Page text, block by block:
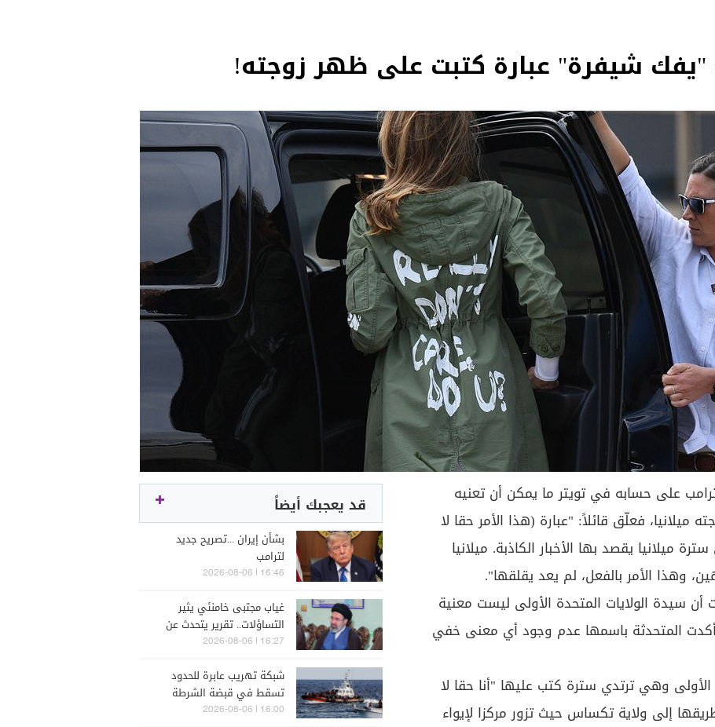
"يفك شيفرة" عبارة كتبت على ظهر زوجته!
على حسابه في تويتر ما يمكن أن تعنيه
ميلانيا، فعلّق قائلاً: "عبارة (هذا الأمر حقا لا
ميلانيا يقصد بها الأخبار الكاذبة. ميلانيا
وهذا الأمر بالفعل، لم يعد يقلقها".
سيدة الولايات المتحدة الأولى ليست معنية
أكدت المتحدثة باسمها عدم وجود أي معنى خفي
الأولى وهي ترتدي سترة كتب عليها "أنا حقا لا
إلى ولاية تكساس حيث تزور مركزا لإيواء
قد يعجبك أيضاً
بشأن إيران ...تصريح جديد
لترامب
16:46 | 2026-08-06
غياب مجتبى خامنئي يثير
التساؤلات.. تقرير يتحدث عن
تدهور صحته
16:27 | 2026-08-06
شبكة تهريب عابرة للحدود
تسقط في قبضة الشرطة
الإيطالية
16:00 | 2026-08-06